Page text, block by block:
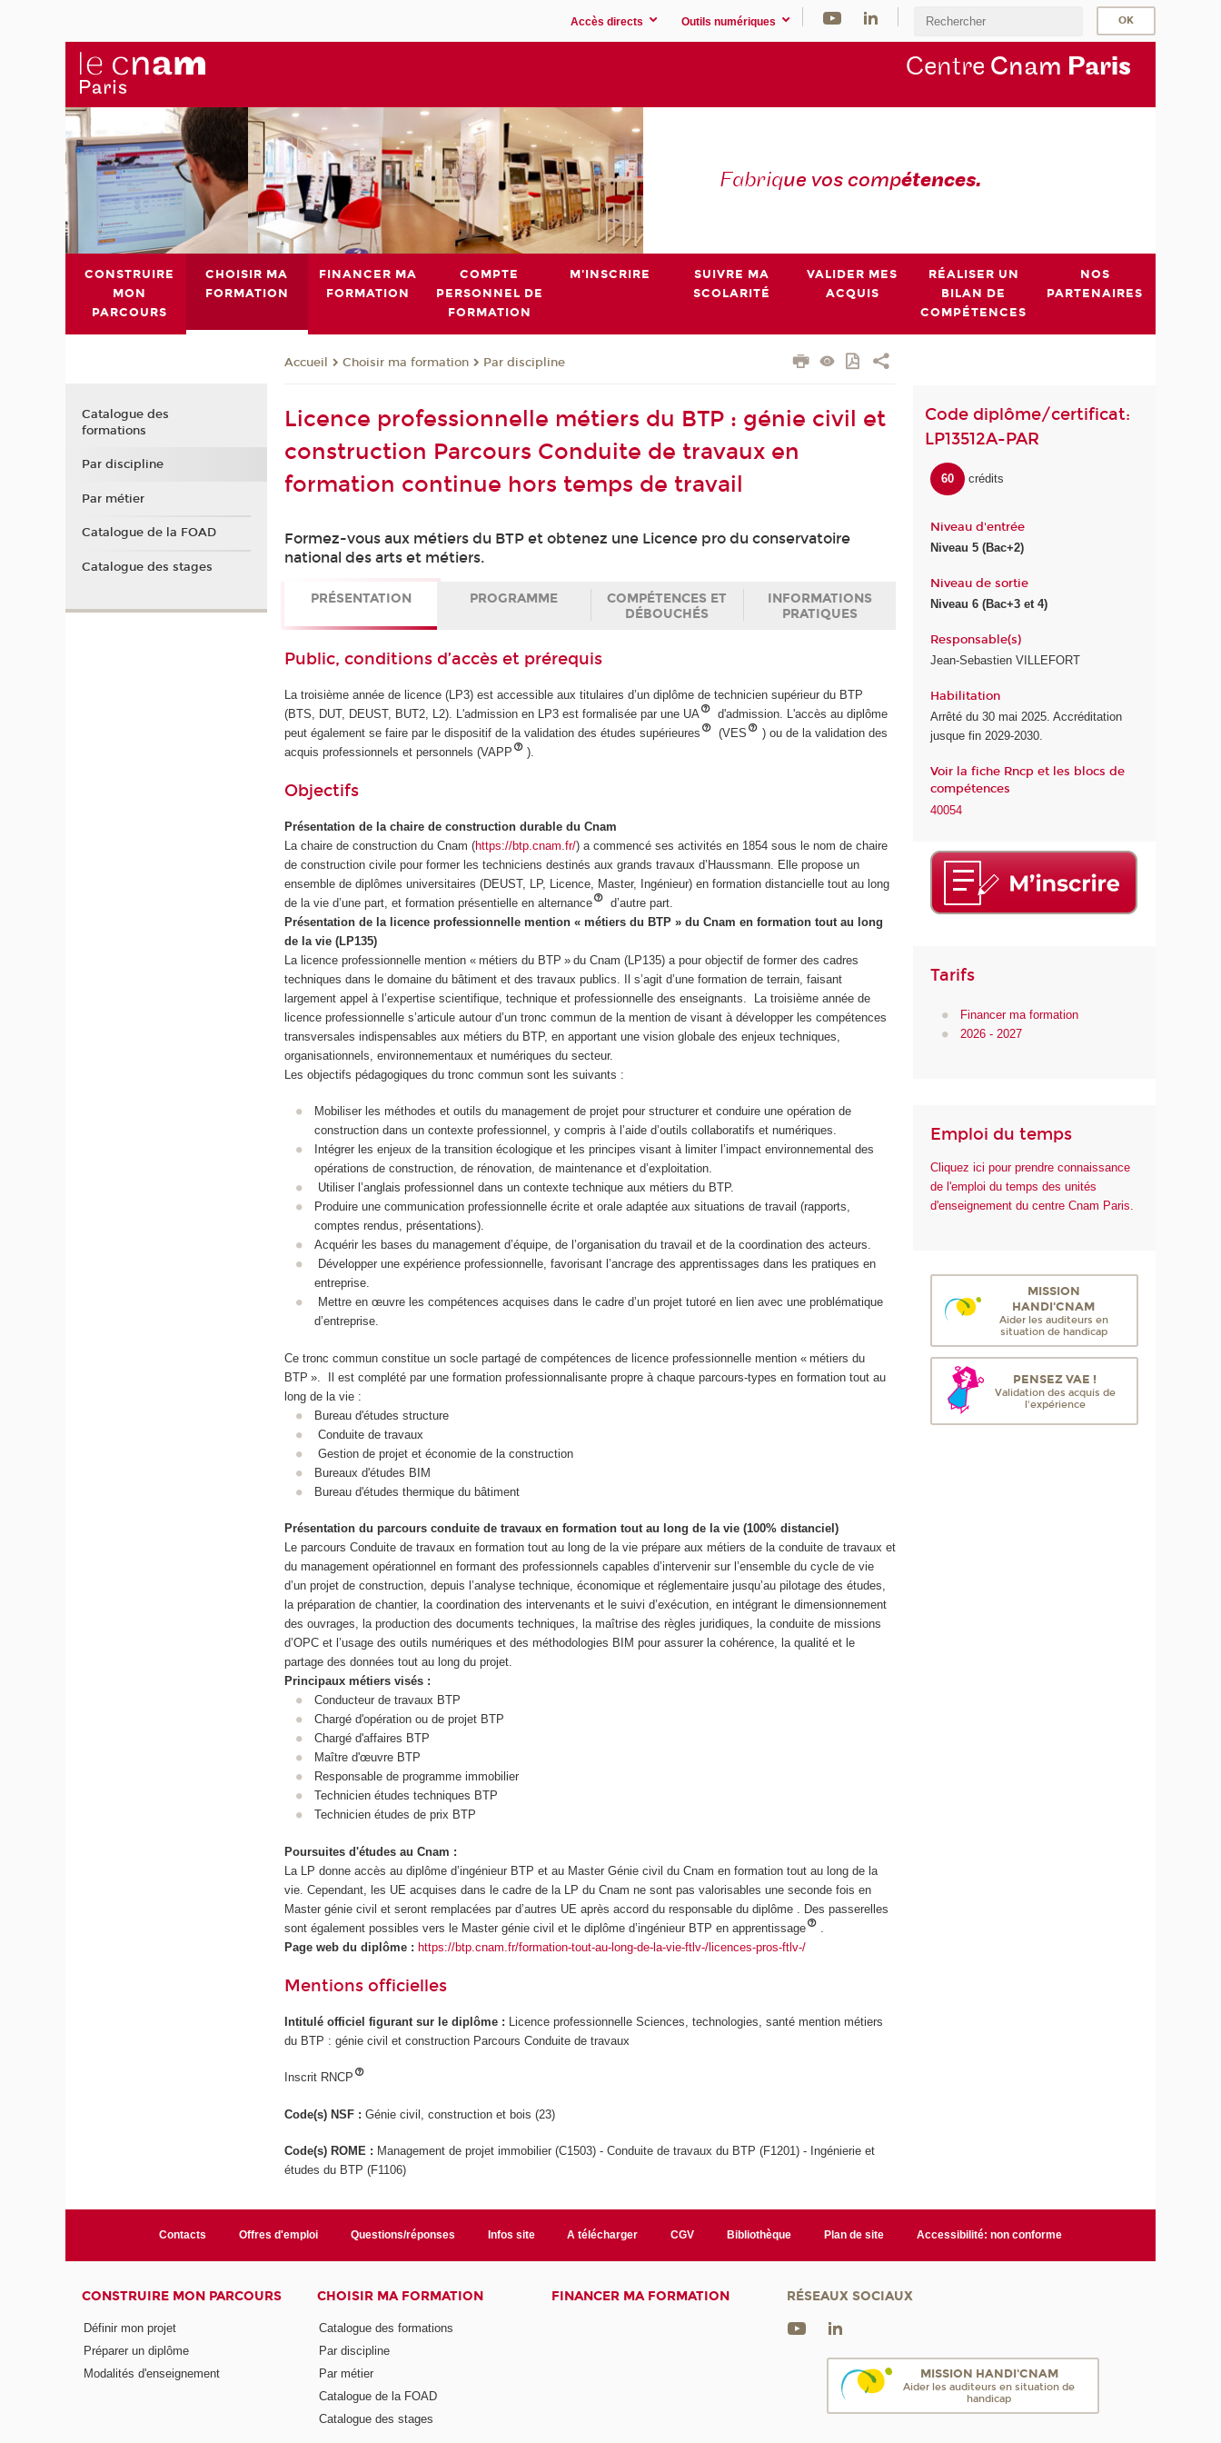
Accès directs Outils numériques
Centre Cnam Paris
Fabrique vos compétences.
CONSTRUIRE
MON
PARCOURS
CHOISIR MA
FORMATION
FINANCER MA
FORMATION
COMPTE
PERSONNEL DE
FORMATION
M'INSCRIRE
SUIVRE MA
SCOLARITÉ
VALIDER MES
ACQUIS
RÉALISER UN
BILAN DE
COMPÉTENCES
NOS
PARTENAIRES
Accueil Choisir ma formation Par discipline
Licence professionnelle métiers du BTP : génie civil et
construction Parcours Conduite de travaux en
formation continue hors temps de travail
Formez-vous aux métiers du BTP et obtenez une Licence pro du conservatoire
national des arts et métiers.
PRÉSENTATION PROGRAMME
COMPÉTENCES ET
DÉBOUCHÉS
INFORMATIONS
PRATIQUES
Public, conditions d’accès et prérequis
La troisième année de licence (LP3) est accessible aux titulaires d’un diplôme de technicien supérieur du BTP
(BTS, DUT, DEUST, BUT2, L2). L'admission en LP3 est formalisée par une UA
d'admission. L'accès au diplôme
peut également se faire par le dispositif de la validation des études supérieures
(VES
) ou de la validation des
acquis professionnels et personnels (VAPP
).
Objectifs
Présentation de la chaire de construction durable du Cnam
La chaire de construction du Cnam (https://btp.cnam.fr/) a commencé ses activités en 1854 sous le nom de chaire
de construction civile pour former les techniciens destinés aux grands travaux d’Haussmann. Elle propose un
ensemble de diplômes universitaires (DEUST, LP, Licence, Master, Ingénieur) en formation distancielle tout au long
de la vie d’une part, et formation présentielle en alternance
d’autre part.
Présentation de la licence professionnelle mention « métiers du BTP » du Cnam en formation tout au long
de la vie (LP135)
La licence professionnelle mention « métiers du BTP » du Cnam (LP135) a pour objectif de former des cadres
techniques dans le domaine du bâtiment et des travaux publics. Il s’agit d’une formation de terrain, faisant
largement appel à l’expertise scientifique, technique et professionnelle des enseignants. La troisième année de
licence professionnelle s’articule autour d’un tronc commun de la mention de visant à développer les compétences
transversales indispensables aux métiers du BTP, en apportant une vision globale des enjeux techniques,
organisationnels, environnementaux et numériques du secteur.
Les objectifs pédagogiques du tronc commun sont les suivants :
Mobiliser les méthodes et outils du management de projet pour structurer et conduire une opération de
construction dans un contexte professionnel, y compris à l’aide d’outils collaboratifs et numériques.
Intégrer les enjeux de la transition écologique et les principes visant à limiter l’impact environnemental des
opérations de construction, de rénovation, de maintenance et d’exploitation.
Utiliser l’anglais professionnel dans un contexte technique aux métiers du BTP.
Produire une communication professionnelle écrite et orale adaptée aux situations de travail (rapports,
comptes rendus, présentations).
Acquérir les bases du management d’équipe, de l’organisation du travail et de la coordination des acteurs.
Développer une expérience professionnelle, favorisant l’ancrage des apprentissages dans les pratiques en
entreprise.
Mettre en œuvre les compétences acquises dans le cadre d’un projet tutoré en lien avec une problématique
d’entreprise.
Ce tronc commun constitue un socle partagé de compétences de licence professionnelle mention « métiers du
BTP ». Il est complété par une formation professionnalisante propre à chaque parcours-types en formation tout au
long de la vie :
Bureau d'études structure
Conduite de travaux
Gestion de projet et économie de la construction
Bureaux d'études BIM
Bureau d'études thermique du bâtiment
Présentation du parcours conduite de travaux en formation tout au long de la vie (100% distanciel)
Le parcours Conduite de travaux en formation tout au long de la vie prépare aux métiers de la conduite de travaux et
du management opérationnel en formant des professionnels capables d’intervenir sur l’ensemble du cycle de vie
d’un projet de construction, depuis l’analyse technique, économique et réglementaire jusqu’au pilotage des études,
la préparation de chantier, la coordination des intervenants et le suivi d’exécution, en intégrant le dimensionnement
des ouvrages, la production des documents techniques, la maîtrise des règles juridiques, la conduite de missions
d’OPC et l’usage des outils numériques et des méthodologies BIM pour assurer la cohérence, la qualité et le
partage des données tout au long du projet.
Principaux métiers visés :
Conducteur de travaux BTP
Chargé d'opération ou de projet BTP
Chargé d'affaires BTP
Maître d'œuvre BTP
Responsable de programme immobilier
Technicien études techniques BTP
Technicien études de prix BTP
Poursuites d'études au Cnam :
La LP donne accès au diplôme d’ingénieur BTP et au Master Génie civil du Cnam en formation tout au long de la
vie. Cependant, les UE acquises dans le cadre de la LP du Cnam ne sont pas valorisables une seconde fois en
Master génie civil et seront remplacées par d’autres UE après accord du responsable du diplôme . Des passerelles
sont également possibles vers le Master génie civil et le diplôme d’ingénieur BTP en apprentissage
Page web du diplôme : https://btp.cnam.fr/formation-tout-au-long-de-la-vie-ftlv-/licences-pros-ftlv-/
Mentions officielles
Intitulé officiel figurant sur le diplôme : Licence professionnelle Sciences, technologies, santé mention métiers
du BTP : génie civil et construction Parcours Conduite de travaux
Inscrit RNCP
Code(s) NSF :Génie civil, construction et bois (23)
Code(s) ROME : Management de projet immobilier (C1503) - Conduite de travaux du BTP (F1201) - Ingénierie et
études du BTP (F1106)
Code diplôme/certificat:
LP13512A-PAR
60 crédits
Niveau d'entrée
Niveau 5 (Bac+2)
Niveau de sortie
Niveau 6 (Bac+3 et 4)
Responsable(s)
Jean-Sebastien VILLEFORT
Habilitation
Arrêté du 30 mai 2025. Accréditation
jusque fin 2029-2030.
Voir la fiche Rncp et les blocs de
compétences
40054
Tarifs
Financer ma formation
2026 - 2027
Emploi du temps
Cliquez ici pour prendre connaissance
de l'emploi du temps des unités
d'enseignement du centre Cnam Paris.
MISSION
HANDI'CNAM
Aider les auditeurs en
situation de handicap
PENSEZ VAE !
Validation des acquis de
l'expérience
Catalogue des
formations
Par discipline
Par métier
Catalogue de la FOAD
Catalogue des stages
Contacts Offres d'emploi Questions/réponses Infos site A télécharger CGV Bibliothèque Plan de site Accessibilité: non conforme
CONSTRUIRE MON PARCOURS
Définir mon projet
Préparer un diplôme
Modalités d'enseignement
CHOISIR MA FORMATION
Catalogue des formations
Par discipline
Par métier
Catalogue de la FOAD
Catalogue des stages
FINANCER MA FORMATION RÉSEAUX SOCIAUX
MISSION HANDI'CNAM
Aider les auditeurs en situation de
handicap